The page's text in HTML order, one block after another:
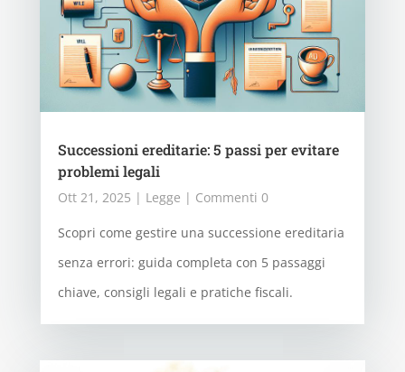
Successioni ereditarie: 5 passi per evitare
problemi legali
Ott 21, 2025 | Legge | Commenti 0
Scopri come gestire una successione ereditaria
senza errori: guida completa con 5 passaggi
chiave, consigli legali e pratiche fiscali.